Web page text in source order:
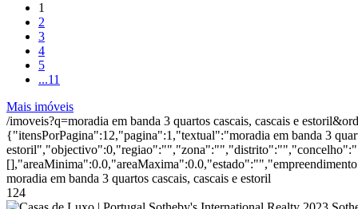
1
2
3
4
5
...11
Mais imóveis
/imoveis?q=moradia em banda 3 quartos cascais, cascais e
{"itensPorPagina":12,"pagina":1,"textual":"moradia em banda 3
moradia em banda 3 quartos cascais, cascais e estoril
124